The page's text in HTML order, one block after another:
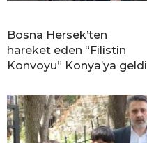
Bosna Hersek’ten
hareket eden “Filistin
Konvoyu” Konya’ya geldi